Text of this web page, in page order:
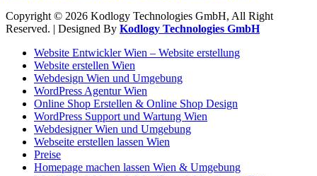
Copyright © 2026 Kodlogy Technologies GmbH, All Right
Reserved. | Designed By Kodlogy Technologies GmbH
Website Entwickler Wien – Website erstellung
Website erstellen Wien
Webdesign Wien und Umgebung
WordPress Agentur Wien
Online Shop Erstellen & Online Shop Design
WordPress Support und Wartung Wien
Webdesigner Wien und Umgebung
Webseite erstellen lassen Wien
Preise
Homepage machen lassen Wien & Umgebung